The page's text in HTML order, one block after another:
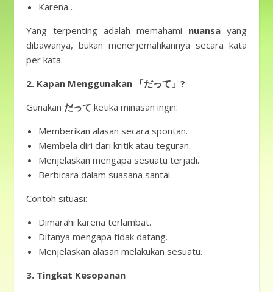
Karena…
Yang terpenting adalah memahami nuansa yang
dibawanya, bukan menerjemahkannya secara kata
per kata.
2. Kapan Menggunakan 「だって」?
Gunakan だって ketika minasan ingin:
Memberikan alasan secara spontan.
Membela diri dari kritik atau teguran.
Menjelaskan mengapa sesuatu terjadi.
Berbicara dalam suasana santai.
Contoh situasi:
Dimarahi karena terlambat.
Ditanya mengapa tidak datang.
Menjelaskan alasan melakukan sesuatu.
3. Tingkat Kesopanan